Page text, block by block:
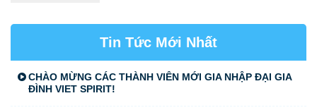
Tin Tức Mới Nhất
CHÀO MỪNG CÁC THÀNH VIÊN MỚI GIA NHẬP ĐẠI GIA
ĐÌNH VIET SPIRIT!